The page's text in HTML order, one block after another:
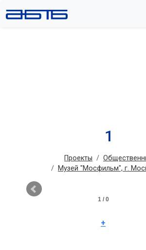
1
Проекты
Музей "Мосфильм", г.
1 / 0
+